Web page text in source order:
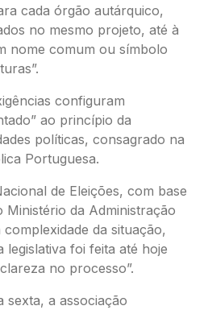
cada órgão autárquico,
no mesmo projeto, até à
nome comum ou símbolo
configuram
ao princípio da
políticas, consagrado na
Portuguesa.
de Eleições, com base
da Administração
da situação,
foi feita até hoje
no processo”.
sexta, a associação